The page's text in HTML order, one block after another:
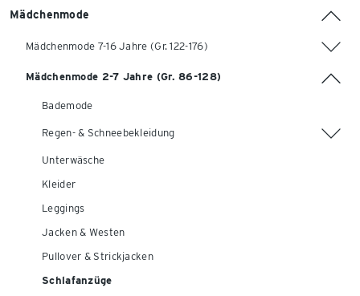
Mädchenmode
Mädchenmode 7-16 Jahre (Gr. 122-176)
Mädchenmode 2-7 Jahre (Gr. 86-128)
Bademode
Regen- & Schneebekleidung
Unterwäsche
Kleider
Leggings
Jacken & Westen
Pullover & Strickjacken
Schlafanzüge